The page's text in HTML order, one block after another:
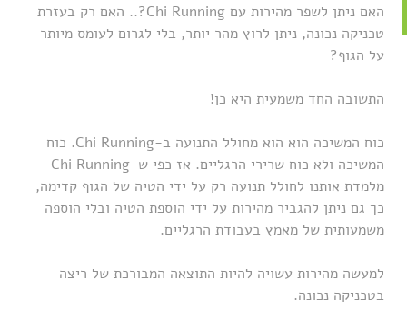
האם ניתן לשפר מהירות עם Chi Running?.. האם רק בעזרת
טכניקה נכונה, ניתן לרוץ מהר יותר, בלי לגרום לעומס מיותר
על הגוף?
התשובה החד משמעית היא כן!
כוח המשיכה הוא הוא מחולל התנועה ב-Chi Running. כוח
המשיכה ולא כוח שרירי הרגליים. אז כפי ש-Chi Running
מלמדת אותנו לחולל תנועה רק על ידי הטיה של הגוף קדימה,
כך גם ניתן להגביר מהירות על ידי הוספת הטיה ובלי הוספה
משמעותית של מאמץ בעבודת הרגליים.
למעשה מהירות עשויה להיות התוצאה המבורכת של ריצה
בטכניקה נכונה.